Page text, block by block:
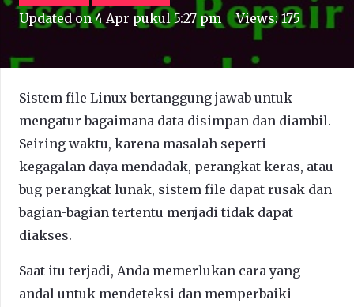
Updated on4 Apr pukul 5:27 pm Views:175
Sistem file Linux bertanggung jawab untuk
mengatur bagaimana data disimpan dan diambil.
Seiring waktu, karena masalah seperti
kegagalan daya mendadak, perangkat keras, atau
bug perangkat lunak, sistem file dapat rusak dan
bagian-bagian tertentu menjadi tidak dapat
diakses.
Saat itu terjadi, Anda memerlukan cara yang
andal untuk mendeteksi dan memperbaiki